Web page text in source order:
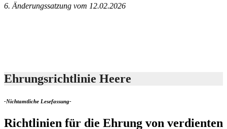
6. Änderungssatzung vom 12.02.2026
Ehrungsrichtlinie Heere
-Nichtamtliche Lesefassung-
Richtlinien für die Ehrung von verdienten